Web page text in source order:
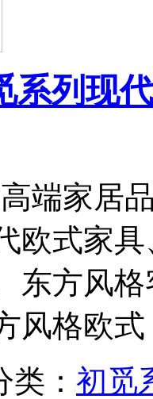
系列现
端家居
欧式家
东方风
风格欧式
类： 初觅